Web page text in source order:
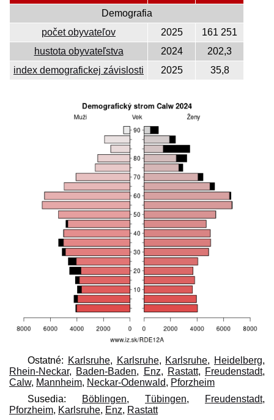
Demografia
počet obyvateľov
2025
161 251
hustota obyvateľstva
2024
202,3
index demografickej závislosti
2025 35,8
Ostatné: Karlsruhe, Karlsruhe, Karlsruhe, Heidelberg,
Rhein-Neckar, Baden-Baden, Enz, Rastatt, Freudenstadt,
Calw, Mannheim, Neckar-Odenwald, Pforzheim
Susedia:
Böblingen, Tübingen, Freudenstadt,
Pforzheim, Karlsruhe, Enz, Rastatt